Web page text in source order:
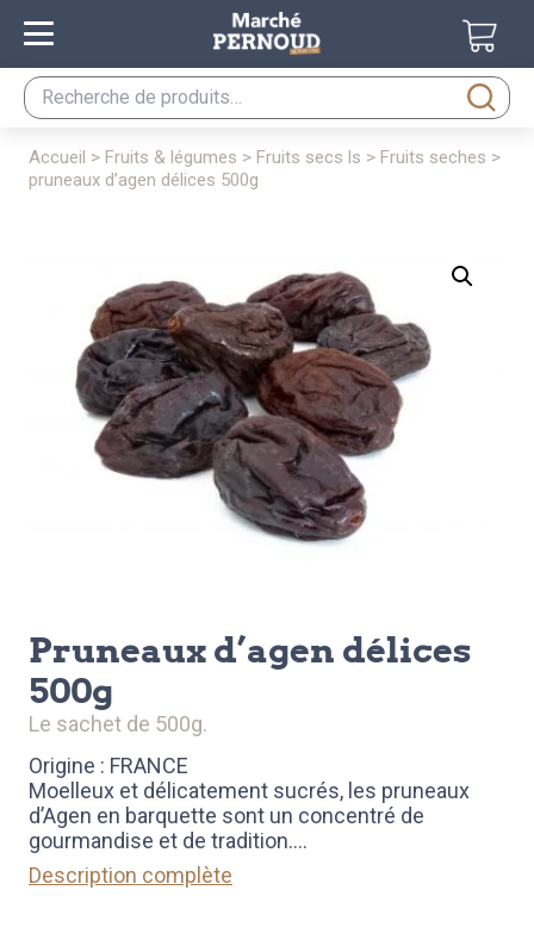
Recherche
pour :
accueil > fruits & légumes > fruits secs ls > fruits seches >
pruneaux d’agen délices 500g
pruneaux d’agen délices
500g
le sachet de 500g.
Origine : FRANCE
Moelleux et délicatement sucrés, les pruneaux
d’Agen en barquette sont un concentré de
gourmandise et de tradition....
Description complète